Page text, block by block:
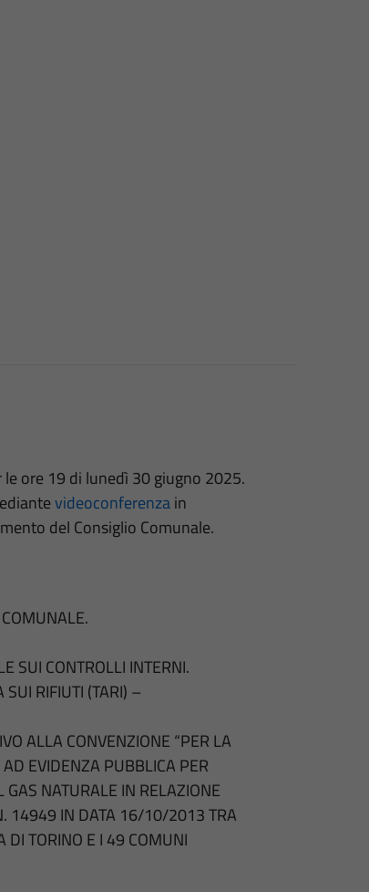
ore 19 di lunedì 30 giugno 2025.
videoconferenzain
del Consiglio Comunale.
SUI CONTROLLI INTERNI.
SUI RIFIUTI (TARI) –
ALLA CONVENZIONE “PER LA
EVIDENZA PUBBLICA PER
GAS NATURALE IN RELAZIONE
14949 IN DATA 16/10/2013 TRA
DI TORINO E I 49 COMUNI